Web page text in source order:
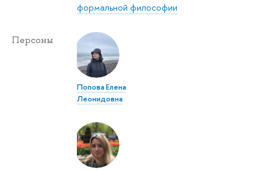
формальной философии
Персоны
Попова Елена
Леонидовна